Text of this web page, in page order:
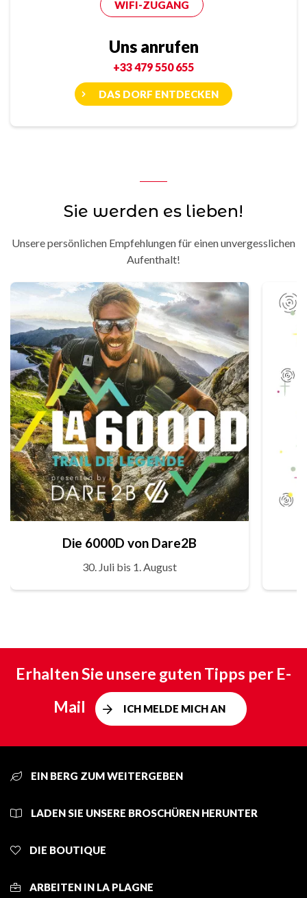
WIFI-ZUGANG
Uns anrufen
+33 479 550 655
DAS DORF ENTDECKEN
Sie werden es lieben!
Unsere persönlichen Empfehlungen für einen unvergesslichen
Aufenthalt!
Die 6000D von Dare2B
30. Juli bis 1. August
Erhalten Sie unsere guten Tipps per E-
Mail
ICH MELDE MICH AN
EIN BERG ZUM WEITERGEBEN
LADEN SIE UNSERE BROSCHÜREN HERUNTER
DIE BOUTIQUE
ARBEITEN IN LA PLAGNE